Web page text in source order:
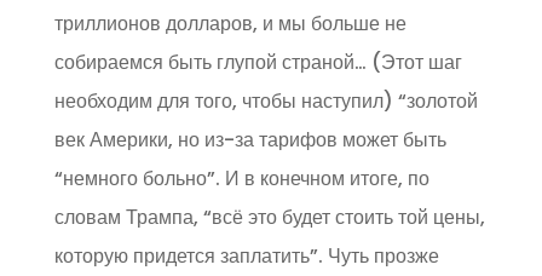
триллионов долларов, и мы больше не
собираемся быть глупой страной… (Этот шаг
необходим для того, чтобы наступил) “золотой
век Америки, но из-за тарифов может быть
“немного больно”. И в конечном итоге, по
словам Трампа, “всё это будет стоить той цены,
которую придется заплатить”. Чуть прозже